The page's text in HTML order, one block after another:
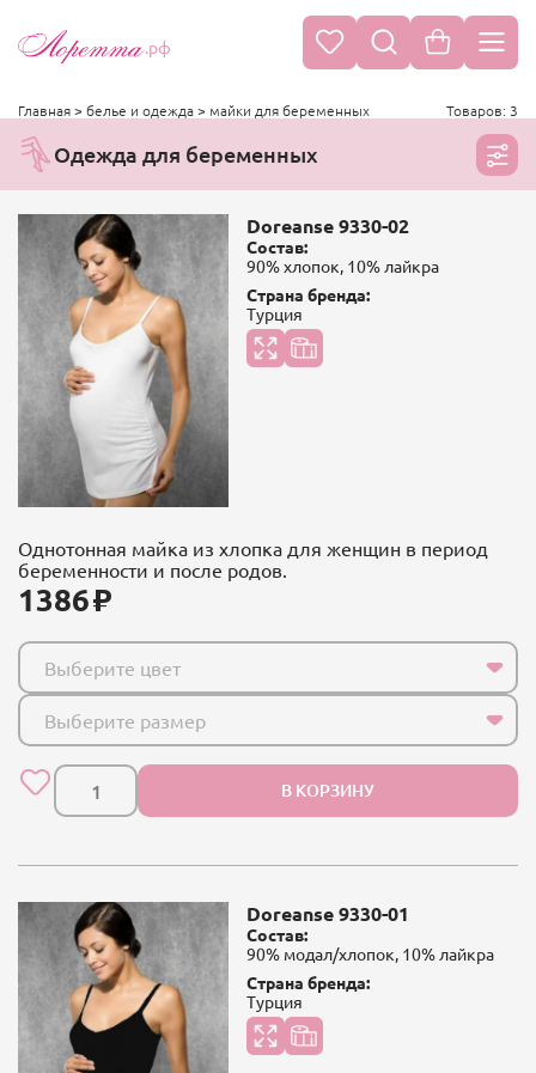
.рф
Главная> белье и одежда> майки для беременных Товаров: 3
Одежда для беременных
Doreanse 9330-02
Состав:
90% хлопок, 10% лайкра
Страна бренда:
Турция
Однотонная майка из хлопка для женщин в период
беременности и после родов.
1386
Выберите цвет
Выберите размер
В КОРЗИНУ
Doreanse 9330-01
Состав:
90% модал/хлопок, 10% лайкра
Страна бренда:
Турция